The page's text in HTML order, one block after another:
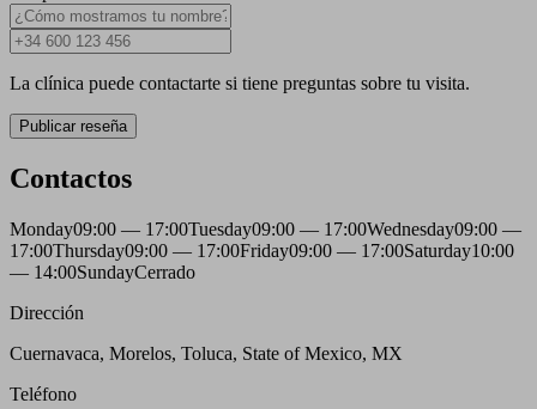
La clínica puede contactarte si tiene preguntas sobre tu visita.
Publicar reseña
Contactos
Monday09:00 — 17:00Tuesday09:00 — 17:00Wednesday09:00 —
17:00Thursday09:00 — 17:00Friday09:00 — 17:00Saturday10:00
— 14:00SundayCerrado
Dirección
Cuernavaca, Morelos, Toluca, State of Mexico, MX
Teléfono